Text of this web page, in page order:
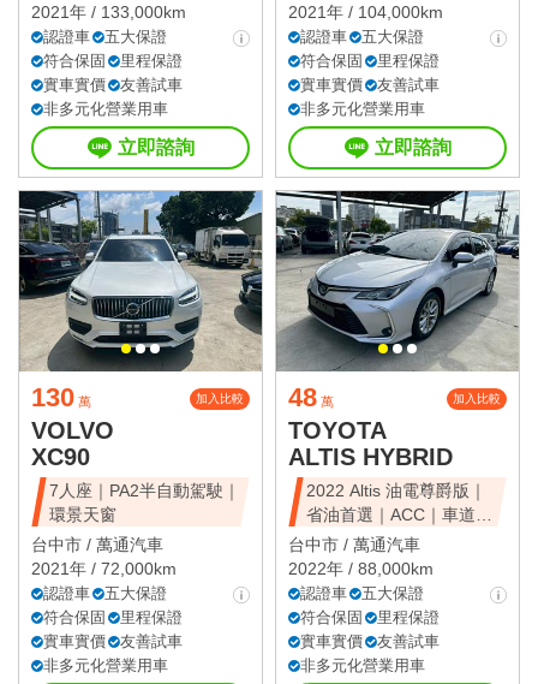
2021年 / 133,000km
認證車
五大保證
符合保固
里程保證
實車實價
友善試車
非多元化營業用車
立即諮詢
2021年 / 104,000km
認證車
五大保證
符合保固
里程保證
實車實價
友善試車
非多元化營業用車
立即諮詢
130 萬 加入比較
VOLVO
XC90
7人座｜PA2半自動駕駛｜
環景天窗
台中市 / 萬通汽車
2021年 / 72,000km
認證車
五大保證
符合保固
里程保證
實車實價
友善試車
非多元化營業用車
48 萬 加入比較
TOYOTA
ALTIS HYBRID
2022 Altis 油電尊爵版｜
省油首選｜ACC｜車道維
持
台中市 / 萬通汽車
2022年 / 88,000km
認證車
五大保證
符合保固
里程保證
實車實價
友善試車
非多元化營業用車